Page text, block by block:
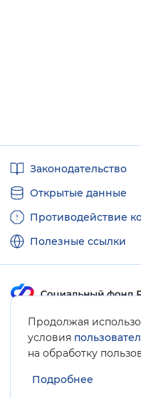
Продолжая
условия
на обработку
Подробнее
ссылкиЗаконодательство
Открытые данные
Противодействие
Полезные ссылки
Карта сайта